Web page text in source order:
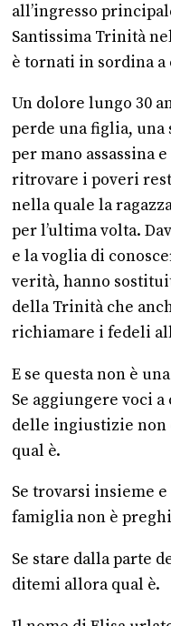
all’ingresso
Santissima Trinità
è tornati in sordina a
Un dolore lungo 30
perde una figlia, una
per mano assassina
ritrovare i poveri
nella quale la
per l’ultima volta.
e la voglia di
verità, hanno
della Trinità che
richiamare i fedeli
E se questa non è
Se aggiungere voci
delle ingiustizie non
qual è.
Se trovarsi insieme
famiglia non è
Se stare dalla parte
ditemi allora qual è.